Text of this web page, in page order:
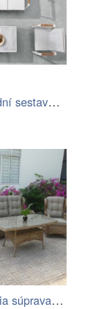
Higold Zahradní sestava HIGOLD Nofi 2.0…
Brafab Sedacia súprava béžová ROSITA -…